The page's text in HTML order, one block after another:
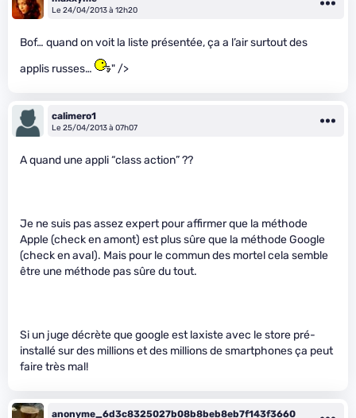
Le 24/04/2013 à 12h20
Bof… quand on voit la liste présentée, ça a l’air surtout des
applis russes…
" />
calimero1
Le 25/04/2013 à 07h07
A quand une appli “class action” ??
Je ne suis pas assez expert pour affirmer que la méthode
Apple (check en amont) est plus sûre que la méthode Google
(check en aval). Mais pour le commun des mortel cela semble
être une méthode pas sûre du tout.
Si un juge décrète que google est laxiste avec le store pré-
installé sur des millions et des millions de smartphones ça peut
faire très mal!
anonyme_6d3c8325027b08b8beb8eb7f143f3660